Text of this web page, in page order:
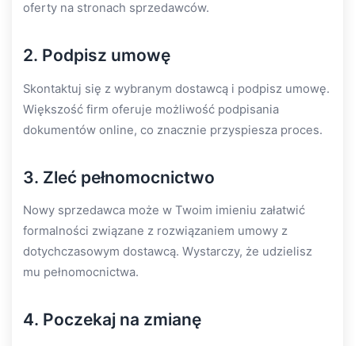
oferty na stronach sprzedawców.
2. Podpisz umowę
Skontaktuj się z wybranym dostawcą i podpisz umowę.
Większość firm oferuje możliwość podpisania
dokumentów online, co znacznie przyspiesza proces.
3. Zleć pełnomocnictwo
Nowy sprzedawca może w Twoim imieniu załatwić
formalności związane z rozwiązaniem umowy z
dotychczasowym dostawcą. Wystarczy, że udzielisz
mu pełnomocnictwa.
4. Poczekaj na zmianę